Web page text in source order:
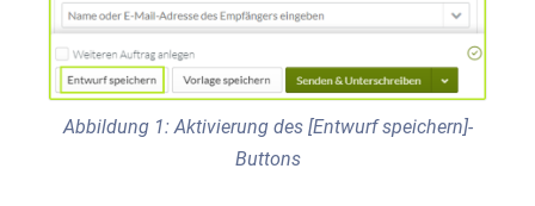
Abbildung 1: Aktivierung des [Entwurf speichern]-
Buttons